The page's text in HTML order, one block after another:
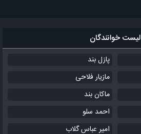
لیست خوانندگان
پازل بند
مازیار فلاحی
ماکان بند
احمد سلو
امیر عباس گلاب